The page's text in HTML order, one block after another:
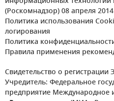
(Роскомнадзор) 08 апреля
Политика использования
логирования
Политика
Правила применения
Свидетельство о
Учредитель: Федеральное
предприятие Международное